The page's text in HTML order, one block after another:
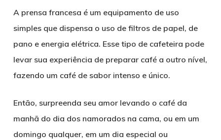
A prensa francesa é um equipamento de uso
simples que dispensa o uso de filtros de papel, de
pano e energia elétrica. Esse tipo de cafeteira pode
levar sua experiência de preparar café a outro nível,
fazendo um café de sabor intenso e único.
Então, surpreenda seu amor levando o café da
manhã do dia dos namorados na cama, ou em um
domingo qualquer, em um dia especial ou